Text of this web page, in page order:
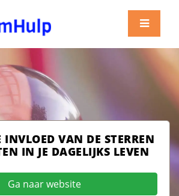
INVLOED VAN DE STERREN
IN JE DAGELIJKS LEVEN
Ga naar website